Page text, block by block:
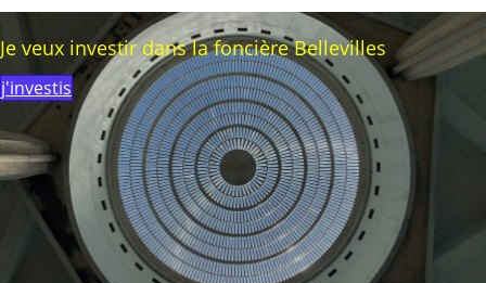
Je veux investir dans la foncière Bellevilles
j'investis